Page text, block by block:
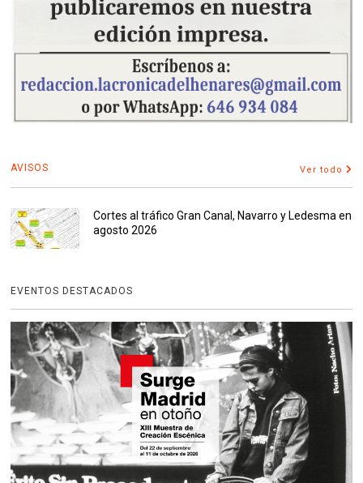
AVISOS Ver todo
Cortes al tráfico Gran Canal, Navarro y Ledesma en
agosto 2026
EVENTOS DESTACADOS